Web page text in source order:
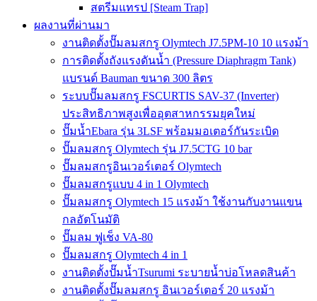
สตรีมแทรป [Steam Trap]
ผลงานที่ผ่านมา
งานติดตั้งปั๊มลมสกรู Olymtech J7.5PM-10 10 แรงม้า
การติดตั้งถังแรงดันน้ำ (Pressure Diaphragm Tank)
แบรนด์ Bauman ขนาด 300 ลิตร
ระบบปั๊มลมสกรู FSCURTIS SAV-37 (Inverter)
ประสิทธิภาพสูงเพื่ออุตสาหกรรมยุคใหม่
ปั๊มน้ำEbara รุ่น 3LSF พร้อมมอเตอร์กันระเบิด
ปั๊มลมสกรู Olymtech รุ่น J7.5CTG 10 bar
ปั๊มลมสกรูอินเวอร์เตอร์ Olymtech
ปั๊มลมสกรูแบบ 4 in 1 Olymtech
ปั๊มลมสกรู Olymtech 15 แรงม้า ใช้งานกับงานแขน
กลอัตโนมัติ
ปั๊มลม ฟูเช็ง VA-80
ปั๊มลมสกรู Olymtech 4 in 1
งานติดตั้งปั๊มน้ำTsurumi ระบายน้ำบ่อโหลดสินค้า
งานติดตั้งปั๊มลมสกรู อินเวอร์เตอร์ 20 แรงม้า